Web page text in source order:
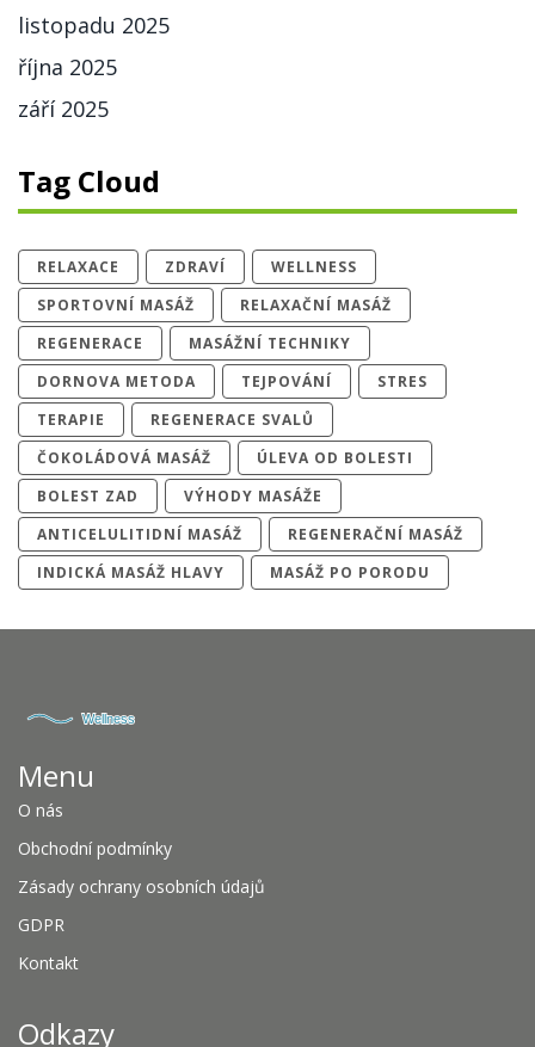
listopadu 2025
října 2025
září 2025
Tag Cloud
RELAXACE ZDRAVÍ
WELLNESS
SPORTOVNÍ MASÁŽ
RELAXAČNÍ MASÁŽ
REGENERACE
MASÁŽNÍ TECHNIKY
DORNOVA METODA
TEJPOVÁNÍ
STRES
TERAPIE
REGENERACE SVALŮ
ČOKOLÁDOVÁ MASÁŽ
ÚLEVA OD BOLESTI
BOLEST ZAD
VÝHODY MASÁŽE
ANTICELULITIDNÍ MASÁŽ
REGENERAČNÍ MASÁŽ
INDICKÁ MASÁŽ HLAVY
MASÁŽ PO PORODU
Menu
O nás
Obchodní podmínky
Zásady ochrany osobních údajů
GDPR
Kontakt
Odkazy